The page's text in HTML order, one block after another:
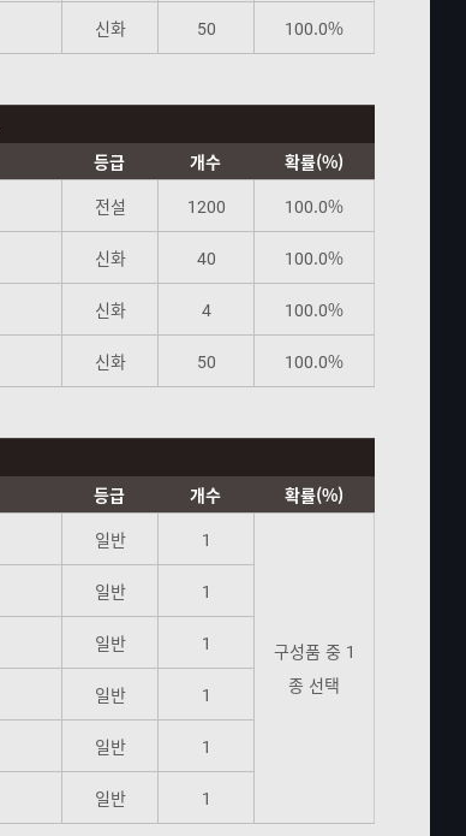
신화 50 100.0%
등급 개수
확률(%)
전설 1200 100.0%
신화 40 100.0%
신화 4 100.0%
신화 50 100.0%
등급 개수
확률(%)
일반 1
구성품 중 1
종 선택
일반 1
일반 1
일반 1
일반 1
일반 1